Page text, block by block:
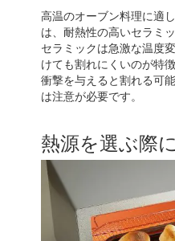
高温のオーブン料理に適
は、耐熱性の高いセラミ
セラミックは急激な温度
けても割れにくいのが特
衝撃を与えると割れる可
は注意が必要です。
熱源を選ぶ際